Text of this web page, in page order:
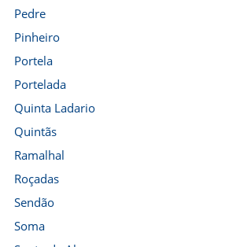
Pedre
Pinheiro
Portela
Portelada
Quinta Ladario
Quintãs
Ramalhal
Roçadas
Sendão
Soma